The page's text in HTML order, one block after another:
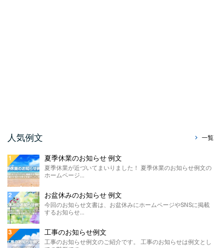
する販売休止のお知らせテンプレートのご紹
介です。 こちらに ...
ホームページやSNSに掲載する製造終了のお
知らせ例文のご紹介です。 材料の高騰や需要
の低下による製 ...
価格改定のお知らせ例文
今回のお知らせ文書は、ホームページに掲載
人気例文 一覧
夏季休業のお知らせ 例文
夏季休業が近づいてまいりました！ 夏季休業のお知らせ例文の
ホームページ...
お盆休みのお知らせ 例文
今回のお知らせ文書は、お盆休みにホームページやSNSに掲載
するお知らせ...
工事のお知らせ例文
工事のお知らせ例文のご紹介です。 工事のお知らせは例文とし